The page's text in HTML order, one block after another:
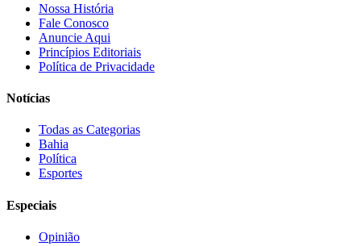
Nossa História
Fale Conosco
Anuncie Aqui
Princípios Editoriais
Política de Privacidade
Notícias
Todas as Categorias
Bahia
Política
Esportes
Especiais
Opinião